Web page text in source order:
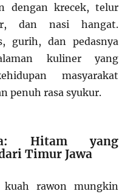
dengan krecek, telur
dan nasi hangat.
gurih, dan pedasnya
kuliner yang
masyarakat
penuh rasa syukur.
Hitam yang
Timur Jawa
rawon mungkin